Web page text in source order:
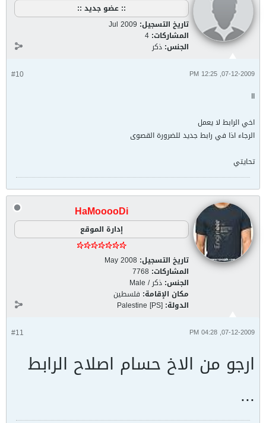
:: عضو جديد ::
تاريخ التسجيل: Jul 2009
المشاركات: 4
الجنس: ذكر
#10 07-12-2009, 12:25 PM
اا
اخي الرابط لا يعمل
الرجاء اذا في رابط جديد للضرورة القصوى
تحايتي
HaMooooDi
إدارة الموقع
تاريخ التسجيل: May 2008
المشاركات: 7768
الجنس: ذكر / Male
مكان الإقامة: فلسطين
الدولة: Palestine [PS]
#11 07-12-2009, 04:28 PM
ارجو من الاخ حسام اصلاح الرابط
...